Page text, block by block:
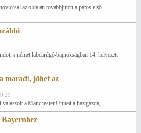
az oldalán továbbjutott a páros első
a német labdarúgó-bajnokságban 14. helyezett
maradt, jöhet az
a Manchester United a házigazda,...
Bayernhez